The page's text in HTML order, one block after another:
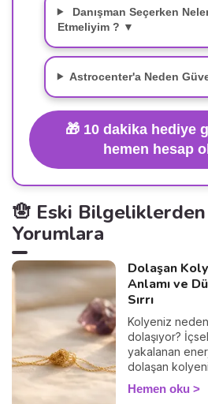
Danışman Seçerken
Etmeliyim ? ▼
Astrocenter'a Neden
🎁 10 dakika hediye
hemen hesap
🪬 Eski
Yorumlara
Dolaşan
Anlamı ve
Sırrı
Kolyeniz
dolaşıyor?
yakalanan
dolaşan
anlamını ve
çözmenin
Hemen oku